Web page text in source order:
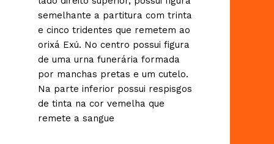
semelhante a partitura com trinta
e cinco tridentes que remetem ao
orixá Exú. No centro possui figura
de uma urna funerária formada
por manchas pretas e um cutelo.
Na parte inferior possui respisgos
de tinta na cor vemelha que
remete a sangue